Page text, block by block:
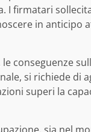
I firmatari
in anticipo
conseguenze
si richiede di
superi la